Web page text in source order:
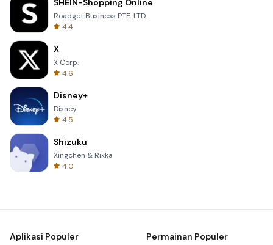
SHEIN-Shopping Online
Roadget Business PTE. LTD.
4.4
X
X Corp.
4.6
Disney+
Disney
4.5
Shizuku
Xingchen & Rikka
4.0
Aplikasi Populer Permainan Populer